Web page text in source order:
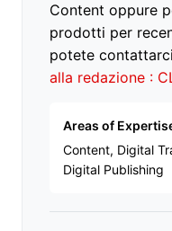
Content oppure
prodotti per
potete
alla redazione :
Areas of
Content, Digital
Digital Publishing